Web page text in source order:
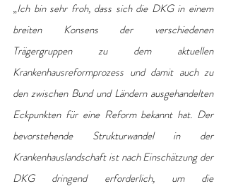
„Ich bin sehr froh, dass sich die DKG in einem
breiten Konsens der verschiedenen
Trägergruppen zu dem aktuellen
Krankenhausreformprozess und damit auch zu
den zwischen Bund und Ländern ausgehandelten
Eckpunkten für eine Reform bekannt hat. Der
bevorstehende Strukturwandel in der
Krankenhauslandschaft ist nach Einschätzung der
DKG dringend erforderlich, um die